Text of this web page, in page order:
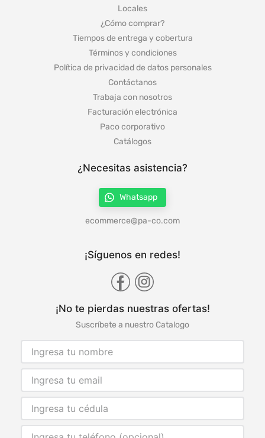
Locales
¿Cómo comprar?
Tiempos de entrega y cobertura
Términos y condiciones
Política de privacidad de datos personales
Contáctanos
Trabaja con nosotros
Facturación electrónica
Paco corporativo
Catálogos
¿Necesitas asistencia?
Whatsapp
ecommerce@pa-co.com
¡Síguenos en redes!
¡No te pierdas nuestras ofertas!
Suscríbete a nuestro Catalogo